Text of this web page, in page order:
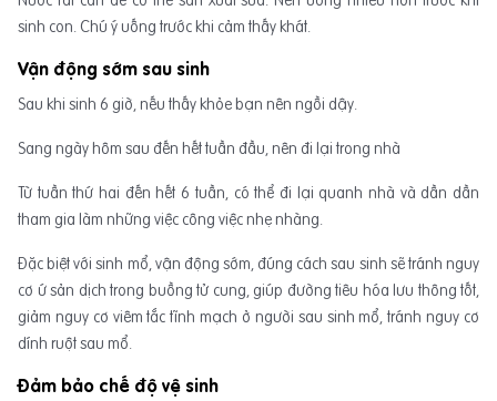
sinh con. Chú ý uống trước khi cảm thấy khát.
Vận động sớm sau sinh
Sau khi sinh 6 giờ, nếu thấy khỏe bạn nên ngồi dậy.
Sang ngày hôm sau đến hết tuần đầu, nên đi lại trong nhà
Từ tuần thứ hai đến hết 6 tuần, có thể đi lại quanh nhà và dần dần
tham gia làm những việc công việc nhẹ nhàng.
Đặc biệt với sinh mổ, vận động sớm, đúng cách sau sinh sẽ tránh nguy
cơ ứ sản dịch trong buồng tử cung, giúp đường tiêu hóa lưu thông tốt,
giảm nguy cơ viêm tắc tĩnh mạch ở người sau sinh mổ, tránh nguy cơ
dính ruột sau mổ.
Đảm bảo chế độ vệ sinh